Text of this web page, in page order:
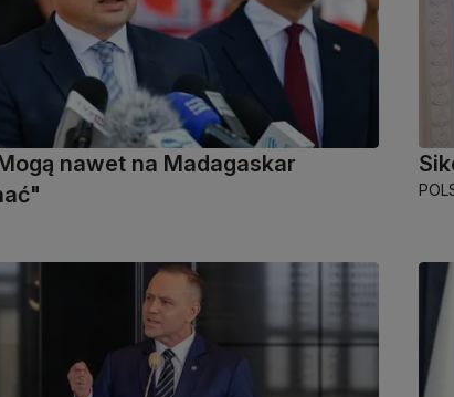
nawet na Madagaskar